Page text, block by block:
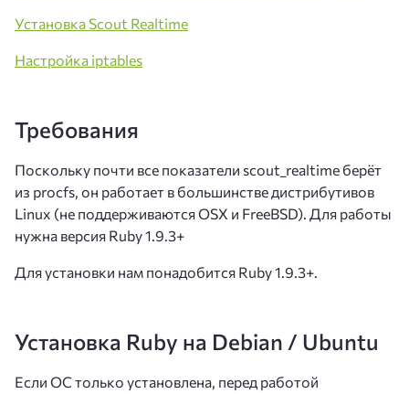
Установка Scout Realtime
Настройка iptables
Требования
Поскольку почти все показатели scout_realtime берёт
из procfs, он работает в большинстве дистрибутивов
Linux (не поддерживаются OSX и FreeBSD). Для работы
нужна версия Ruby 1.9.3+
Для установки нам понадобится Ruby 1.9.3+.
Установка Ruby на Debian / Ubuntu
Если ОС только установлена, перед работой